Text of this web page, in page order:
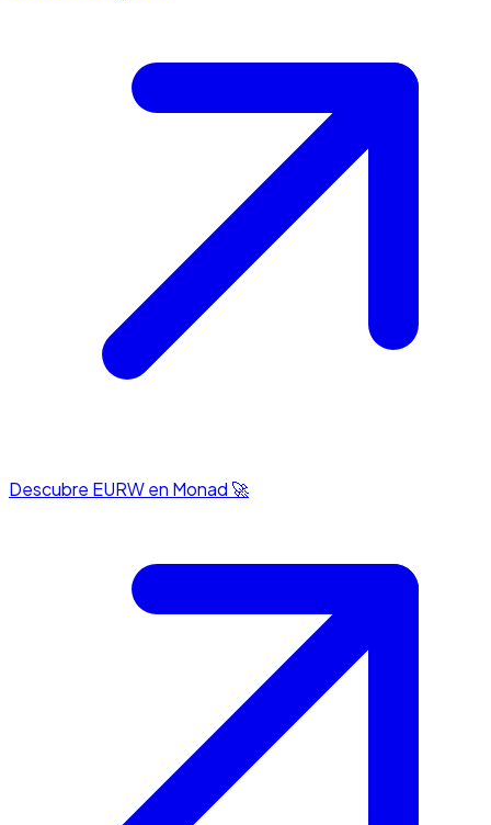
Descubre EURW en Monad 🚀